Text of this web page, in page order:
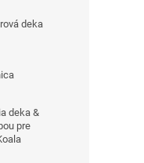
deka
deka &
pre